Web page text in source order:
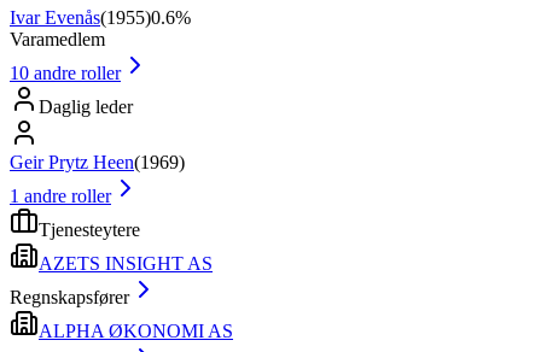
Ivar Evenås(1955)0.6%
Varamedlem
10 andre roller
Daglig leder
Geir Prytz Heen(1969)
1 andre roller
Tjenesteytere
AZETS INSIGHT AS
Regnskapsfører
ALPHA ØKONOMI AS